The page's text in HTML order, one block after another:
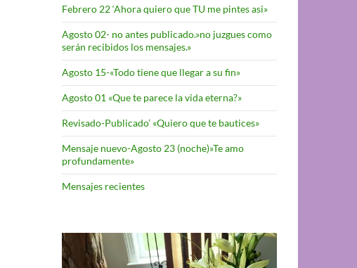
Febrero 22 ‘Ahora quiero que TU me pintes asi»
Agosto 02- no antes publicado.»no juzgues como
serán recibidos los mensajes.»
Agosto 15-«Todo tiene que llegar a su fin»
Agosto 01 «Que te parece la vida eterna?»
Revisado-Publicado’ «Quiero que te bautices»
Mensaje nuevo-Agosto 23 (noche)»Te amo
profundamente»
Mensajes recientes